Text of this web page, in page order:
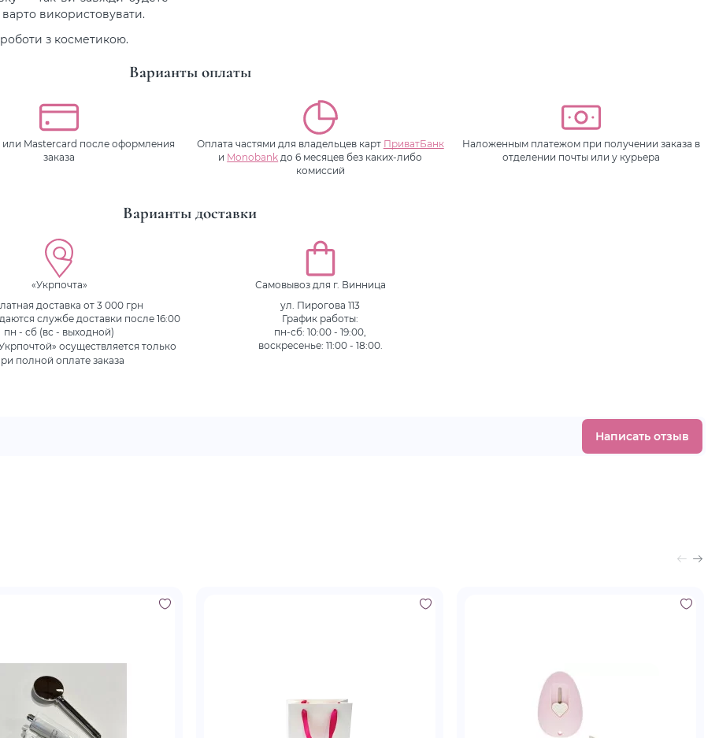
варто використовувати.
з косметикою.
Варианты оплаты
или Mastercard после оформления
заказа
Оплата частями для владельцев карт ПриватБанк
и Monobank до 6 месяцев без каких-либо
комиссий
Наложенным платежом при получении заказа в
отделении почты или у курьера
Варианты доставки
«Укрпочта»
доставка от 3 000 грн
службе доставки после 16:00
пн - сб (вс - выходной)
осуществляется только
полной оплате заказа
Самовывоз для г. Винница
ул. Пирогова 113
График работы:
пн-сб: 10:00 - 19:00,
воскресенье: 11:00 - 18:00.
Написать отзыв